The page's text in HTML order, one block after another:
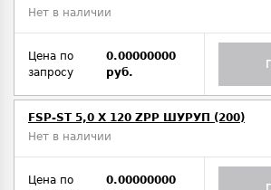
Нет в наличии
Цена по
запросу
0.00000000
руб.
FSP-ST 5,0 X 120 ZPP ШУРУП (200)
Нет в наличии
Цена по
0.00000000